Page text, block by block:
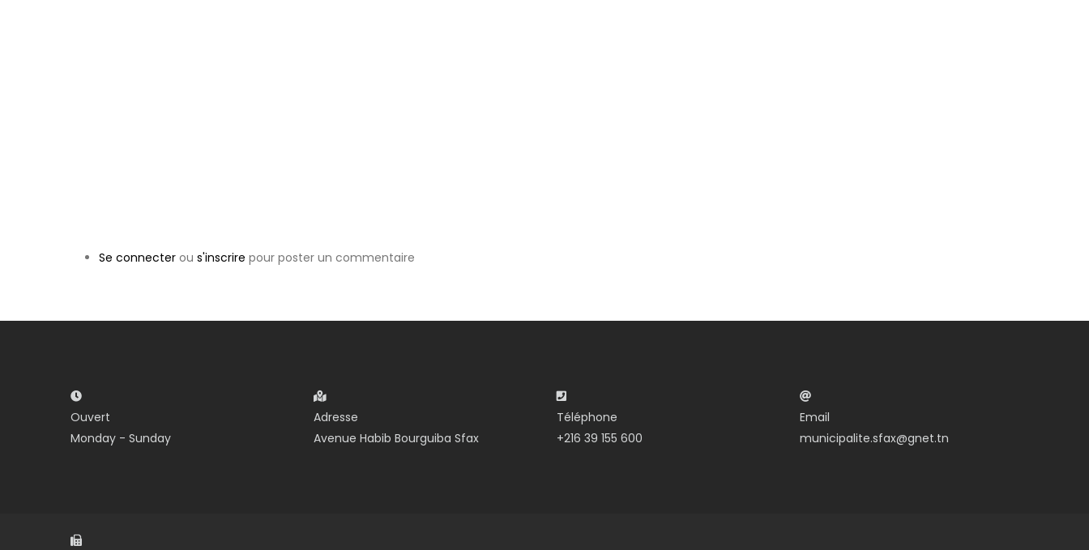
Se connecter ou s'inscrire pour poster un commentaire
Ouvert
Monday - Sunday
Adresse
Avenue Habib Bourguiba Sfax
Téléphone
+216 39 155 600
Email
municipalite.sfax@gnet.tn